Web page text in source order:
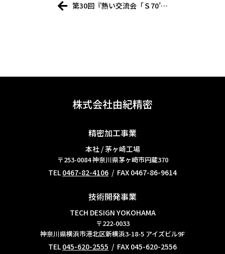
第30回『熱い交流会「Ｓ70’…
株式会社由紀精密
精密加工事業
本社 / 茅ヶ崎工場
〒253-0084神奈川県茅ヶ崎市円蔵370
TEL 0467-82-4106 / FAX 0467-86-9614
技術開発事業
TECH DESIGN YOKOHAMA
〒222-0033
神奈川県横浜市港北区新横浜3-18-5 アイズビル9F
TEL 045-620-2555 / FAX 045-620-2556